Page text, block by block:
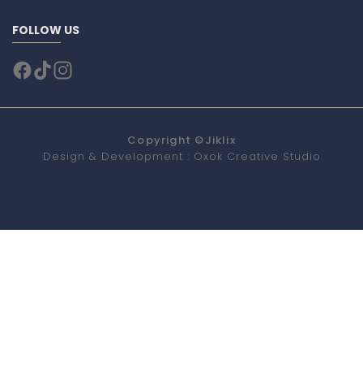
FOLLOW US
Copyright ©Jiklix
Design & Development : Oxok Creative Studio